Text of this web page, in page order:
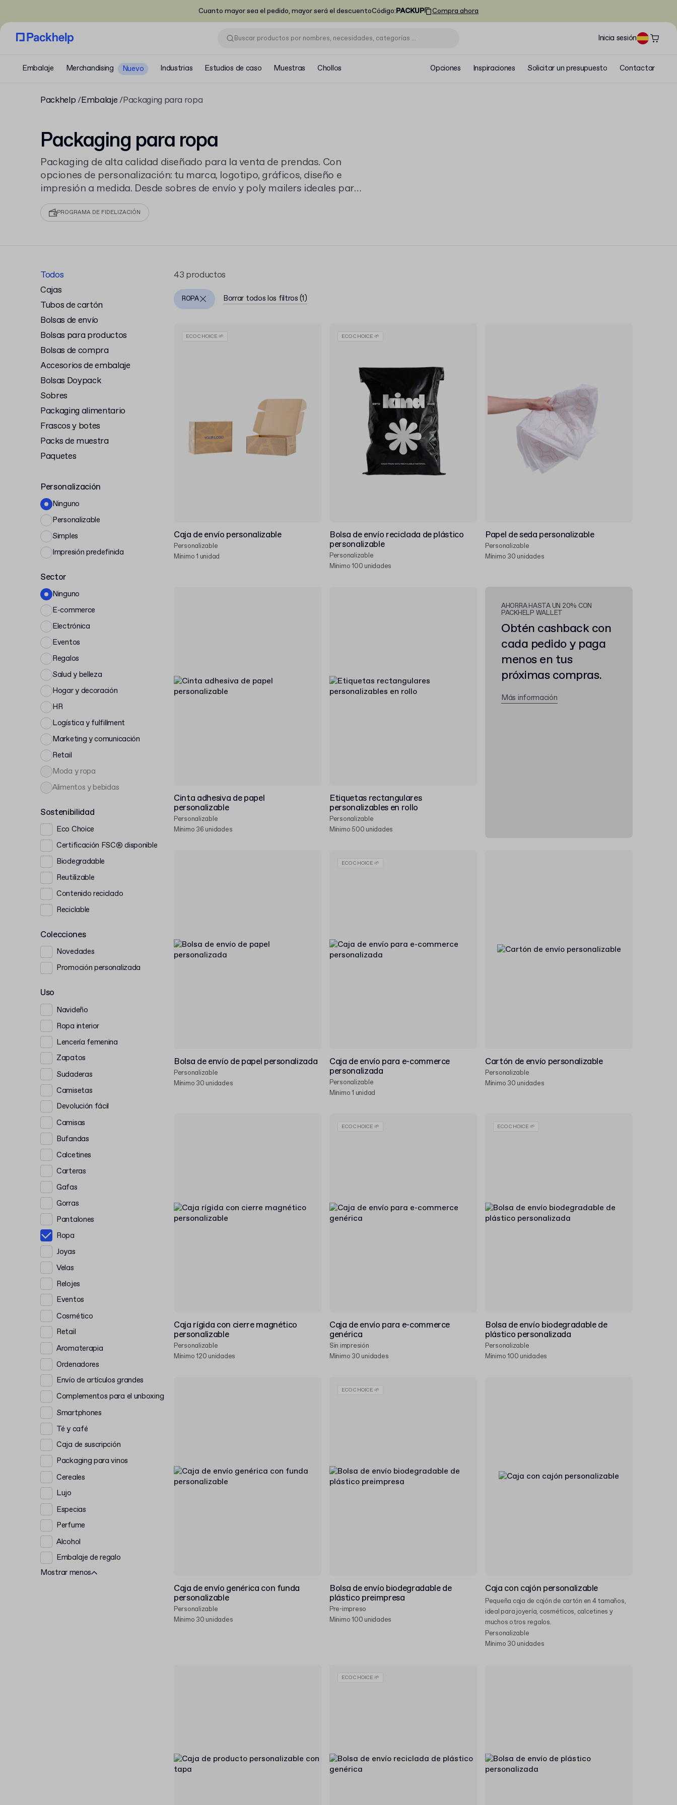
Cuanto mayor sea el pedido, mayor será el descuentoCódigo:PACKUP Compra ahora
Inicia sesión
Embalaje Merchandising Nuevo Industrias Estudios de caso Muestras Chollos Opciones Inspiraciones Solicitar un presupuesto Contactar
Packhelp Embalaje Packaging para ropa
Packaging para ropa
Packaging de alta calidad diseñado para la venta de prendas. Con
opciones de personalización: tu marca, logotipo, gráficos, diseño e
impresión a medida. Desde sobres de envío y poly mailers ideales para
pedidos online, hasta resistentes cajas de cartón para ropa que
mantienen las prendas seguras y transmiten una impresión premium,
embalajes personalizados con unproveedor de embalaje
confianza.
PROGRAMA DE FIDELIZACIÓN
Todos
Cajas
Tubos de cartón
Bolsas de envío
Bolsas para productos
Bolsas de compra
Accesorios de embalaje
Bolsas Doypack
Sobres
Packaging alimentario
Frascos y botes
Packs de muestra
Paquetes
Personalización
Ninguno
Personalizable
Simples
Impresión predefinida
Sector
Ninguno
E-commerce
Electrónica
Eventos
Regalos
Salud y belleza
Hogar y decoración
HR
Logística y fulfillment
Marketing y comunicación
Retail
Moda y ropa
Alimentos y bebidas
Sostenibilidad
Eco Choice
Certificación FSC® disponible
Biodegradable
Reutilizable
Contenido reciclado
Reciclable
Colecciones
Novedades
Promoción personalizada
Uso
Navideño
Ropa interior
Lencería femenina
Zapatos
Sudaderas
Camisetas
Devolución fácil
Camisas
Bufandas
Calcetines
Carteras
Gafas
Gorras
Pantalones
Ropa
Joyas
Velas
Relojes
Eventos
Cosmético
Retail
Aromaterapia
Ordenadores
Envío de artículos grandes
Complementos para el unboxing
Smartphones
Té y café
Caja de suscripción
Packaging para vinos
Cereales
Lujo
Especias
Perfume
Alcohol
Embalaje de regalo
Mostrar menos
43 productos
ROPA Borrar todos los filtros (1)
Caja de envío personalizable
Personalizable
Mínimo 1 unidad
ECO CHOICE 🌱
Bolsa de envío reciclada de plástico
personalizable
Personalizable
Mínimo 100 unidades
ECO CHOICE 🌱
Papel de seda personalizable
Personalizable
Mínimo 30 unidades
Cinta adhesiva de papel
personalizable
Personalizable
Mínimo 36 unidades
Etiquetas rectangulares
personalizables en rollo
Personalizable
Mínimo 500 unidades
Bolsa de envío de papel personalizada
Personalizable
Mínimo 30 unidades
Caja de envío para e-commerce
personalizada
Personalizable
Mínimo 1 unidad
ECO CHOICE 🌱
Cartón de envío personalizable
Personalizable
Mínimo 30 unidades
Caja rígida con cierre magnético
personalizable
Personalizable
Mínimo 120 unidades
Caja de envío para e-commerce
genérica
Sin impresión
Mínimo 30 unidades
ECO CHOICE 🌱
Bolsa de envío biodegradable de
plástico personalizada
Personalizable
Mínimo 100 unidades
ECO CHOICE 🌱
Caja de envío genérica con funda
personalizable
Personalizable
Mínimo 30 unidades
Bolsa de envío biodegradable de
plástico preimpresa
Pre-impreso
Mínimo 100 unidades
ECO CHOICE 🌱
Caja con cajón personalizable
Pequeña caja de cajón de cartón en 4 tamaños,
ideal para joyería, cosméticos, calcetines y
muchos otros regalos.
Personalizable
Mínimo 30 unidades
ECO CHOICE 🌱
AHORRA HASTA UN 20% CON
PACKHELP WALLET
Obtén cashback con
cada pedido y paga
menos en tus
próximas compras.
Más información